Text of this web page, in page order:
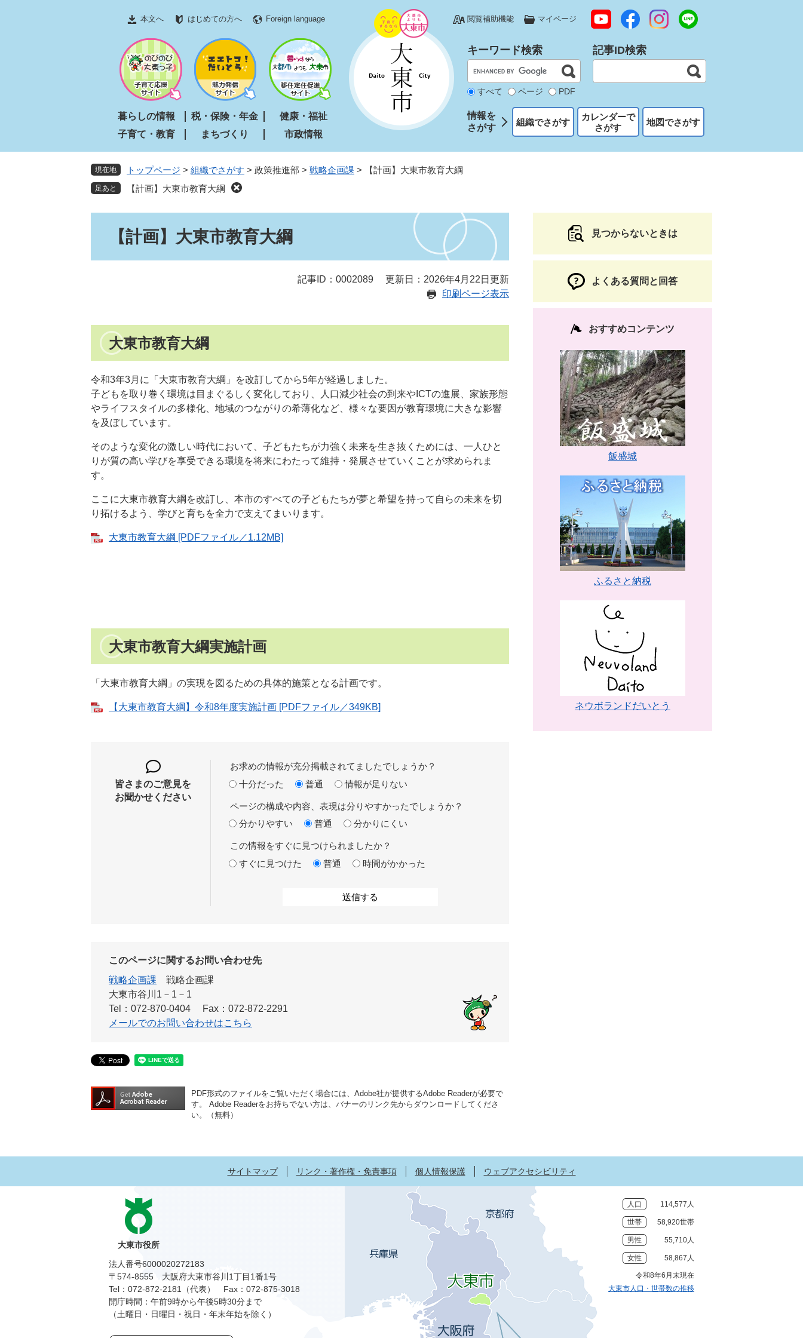
文
本文へ はじめての方へ Foreign language 閲覧補助機能 マイページ
暮らしの情報 税・保険・年金
健康・福祉
子育て・教育
まちづくり 市政情報
キーワード検索
すべて ページ PDF
記事ID検索
情報を
さがす
組織でさがす
カレンダーで
さがす
地図でさがす
現在地 トップページ > 組織でさがす > 政策推進部 > 戦略企画課 >
【計画】大東市教育大綱
【計画】大東市教育大綱
【計画】大東市教育大綱
記事ID：0002089
更新日：2026年4月22日更新
印刷ページ表示
大東市教育大綱
令和3年3月に「大東市教育大綱」を改訂してから5年が経過しました。
子どもを取り巻く環境は目まぐるしく変化しており、人口減少社会の到来やICTの進展、家族形態
やライフスタイルの多様化、地域のつながりの希薄化など、様々な要因が教育環境に大きな影響
を及ぼしています。
そのような変化の激しい時代において、子どもたちが力強く未来を生き抜くためには、一人ひと
りが質の高い学びを享受できる環境を将来にわたって維持・発展させていくことが求められま
す。
ここに大東市教育大綱を改訂し、本市のすべての子どもたちが夢と希望を持って自らの未来を切
り拓けるよう、学びと育ちを全力で支えてまいります。
大東市教育大綱 [PDFファイル／1.12MB]
大東市教育大綱実施計画
「大東市教育大綱」の実現を図るための具体的施策となる計画です。
【大東市教育大綱】令和8年度実施計画 [PDFファイル／349KB]
皆さまのご意見を
お聞かせください
お求めの情報が充分掲載されてましたでしょうか？
十分だった
普通 情報が足りない
ページの構成や内容、表現は分りやすかったでしょうか？
分かりやすい
普通 分かりにくい
この情報をすぐに見つけられましたか？
すぐに見つけた
普通 時間がかかった
このページに関するお問い合わせ先
戦略企画課
戦略企画課
大東市谷川1－1－1
Tel：072-870-0404
Fax：072-872-2291
メールでのお問い合わせはこちら
PDF形式のファイルをご覧いただく場合には、Adobe社が提供するAdobe Readerが必要で
す。
Adobe Readerをお持ちでない方は、バナーのリンク先からダウンロードしてくださ
い。（無料）
見つからないときは
よくある質問と回答
おすすめコンテンツ
飯盛城
ふるさと納税
ネウボランドだいとう
サイトマップ リンク・著作権・免責事項 個人情報保護 ウェブアクセシビリティ
人口 114,577人
世帯 58,920世帯
男性 55,710人
女性 58,867人
令和8年6月末現在
大東市人口・世帯数の推移
大東市役所
法人番号6000020272183
〒574-8555 大阪府大東市谷川1丁目1番1号
Tel：072-872-2181（代表）
Fax：072-875-3018
開庁時間：午前9時から午後5時30分まで
（土曜日・日曜日・祝日・年末年始を除く）